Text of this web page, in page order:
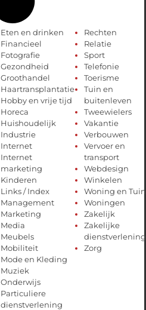
Eten en drinken
Financieel
Fotografie
Gezondheid
Groothandel
Haartransplantatie
Hobby en vrije tijd
Horeca
Huishoudelijk
Industrie
Internet
Internet
marketing
Kinderen
Links / Index
Management
Marketing
Media
Meubels
Mobiliteit
Mode en Kleding
Muziek
Onderwijs
Particuliere
dienstverlening
Rechten
Relatie
Sport
Telefonie
Toerisme
Tuin en
buitenleven
Tweewielers
Vakantie
Verbouwen
Vervoer en
transport
Webdesign
Winkelen
Woning en Tuin
Woningen
Zakelijk
Zakelijke
dienstverlening
Zorg